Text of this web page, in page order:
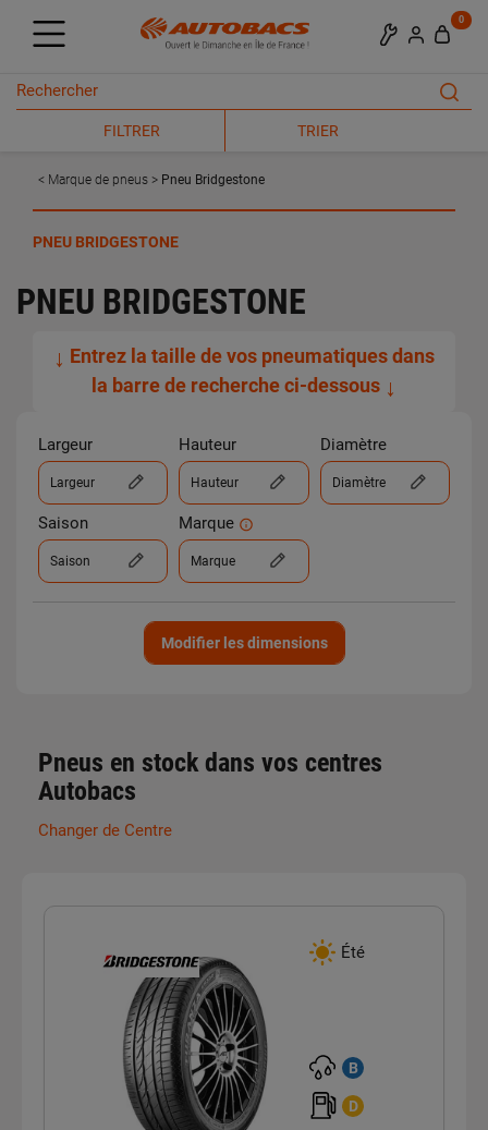
0
FILTRER TRIER
Marque de pneus Pneu Bridgestone
PNEU BRIDGESTONE
PNEU BRIDGESTONE
↓ Entrez la taille de vos pneumatiques dans
la barre de recherche ci-dessous ↓
Largeur
Largeur
Hauteur
Hauteur
Diamètre
Diamètre
Saison
Saison
Marque
Marque
Modifier les dimensions
Pneus en stock dans vos centres
Autobacs
Changer de Centre
Été
B
D